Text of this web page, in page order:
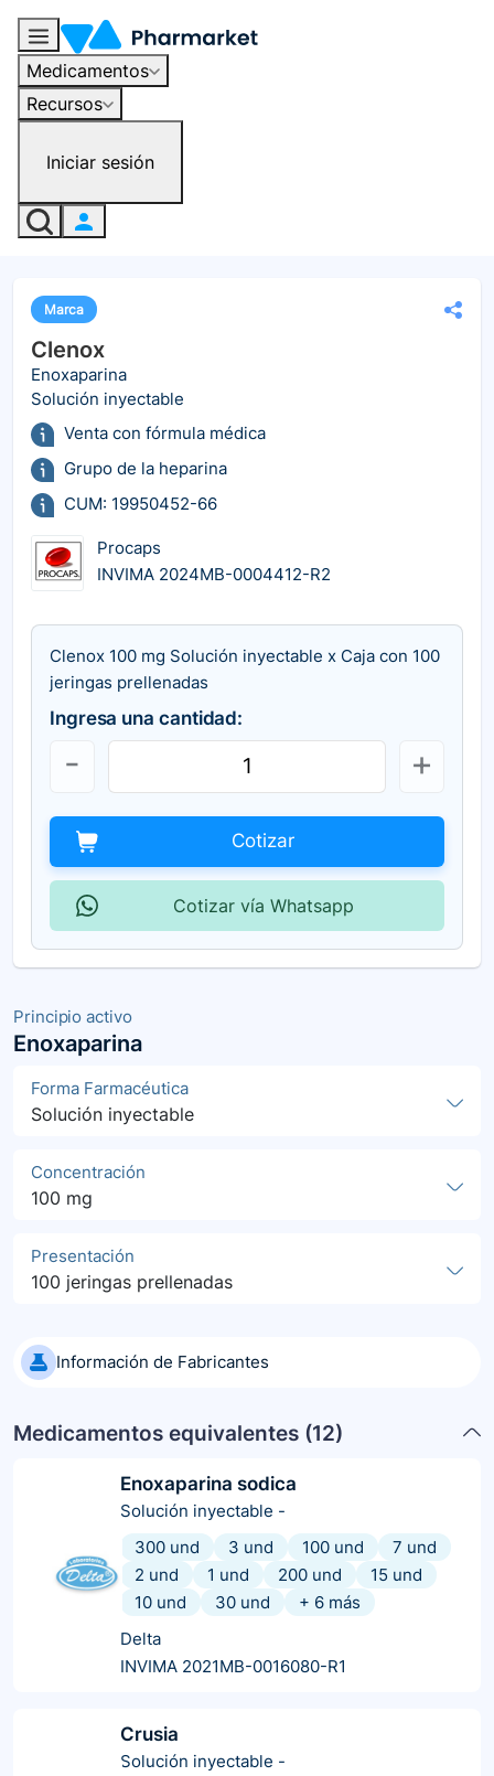
Medicamentos
Recursos
Iniciar sesión
Principio activo
Enoxaparina
Forma Farmacéutica
Solución inyectable
Concentración
100 mg
Presentación
100 jeringas prellenadas
Información de Fabricantes
Medicamentos equivalentes (12)
Enoxaparina sodica
Solución inyectable -
300 und
3 und 100 und
7 und
2 und
1 und 200 und
15 und
10 und
30 und + 6 más
Delta
INVIMA 2021MB-0016080-R1
Crusia
Solución inyectable -
Marca
Clenox
Enoxaparina
Solución inyectable
Venta con fórmula médica
Grupo de la heparina
CUM: 19950452-66
Procaps
INVIMA 2024MB-0004412-R2
Clenox 100 mg Solución inyectable x Caja con 100
jeringas prellenadas
Ingresa una cantidad:
Cotizar
Cotizar vía Whatsapp